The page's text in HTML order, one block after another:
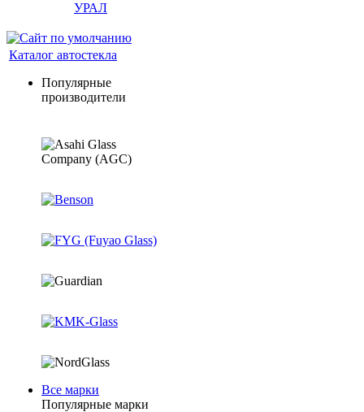
УРАЛ
Каталог автостекла
Популярные
производители
Все марки
Популярные марки